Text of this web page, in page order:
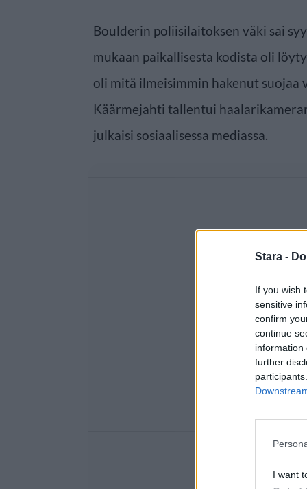
Stara -
If you wish
sensitive
confirm
continue
information
further
I want
Boulderin poliisilaitoksen väki sai
mukaan paikallisesta kodista oli
oli mitä ilmeisimmin hakenut suojaa
Käärmejahti tallentui
julkaisi sosiaalisessa mediassa.